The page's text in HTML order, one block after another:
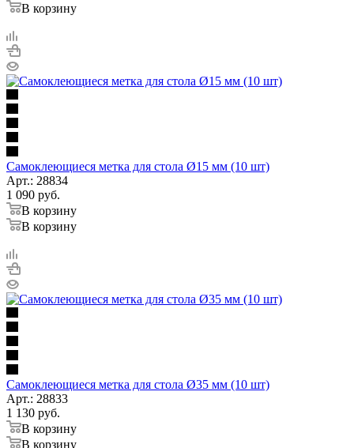
В корзину
Самоклеющиеся метка для стола Ø15 мм (10 шт)
Арт.: 28834
1 090 руб.
В корзину
В корзину
Самоклеющиеся метка для стола Ø35 мм (10 шт)
Арт.: 28833
1 130 руб.
В корзину
В корзину